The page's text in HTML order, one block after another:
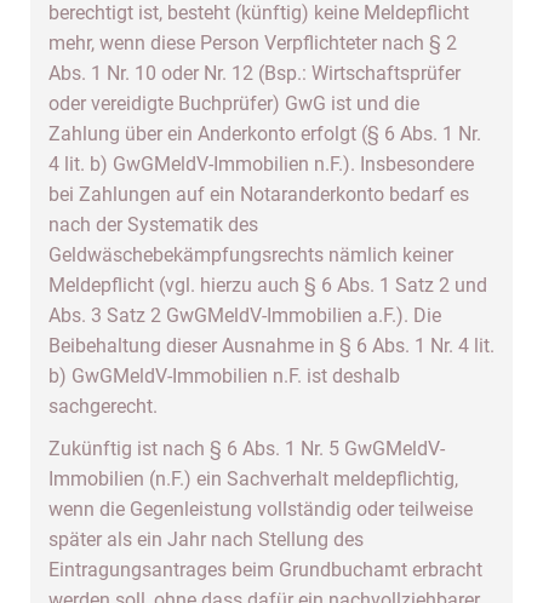
berechtigt ist, besteht (künftig) keine Meldepflicht
mehr, wenn diese Person Verpflichteter nach § 2
Abs. 1 Nr. 10 oder Nr. 12 (Bsp.: Wirtschaftsprüfer
oder vereidigte Buchprüfer) GwG ist und die
Zahlung über ein Anderkonto erfolgt (§ 6 Abs. 1 Nr.
4 lit. b) GwGMeldV-Immobilien n.F.). Insbesondere
bei Zahlungen auf ein Notaranderkonto bedarf es
nach der Systematik des
Geldwäschebekämpfungsrechts nämlich keiner
Meldepflicht (vgl. hierzu auch § 6 Abs. 1 Satz 2 und
Abs. 3 Satz 2 GwGMeldV-Immobilien a.F.). Die
Beibehaltung dieser Ausnahme in § 6 Abs. 1 Nr. 4 lit.
b) GwGMeldV-Immobilien n.F. ist deshalb
sachgerecht.
Zukünftig ist nach § 6 Abs. 1 Nr. 5 GwGMeldV-
Immobilien (n.F.) ein Sachverhalt meldepflichtig,
wenn die Gegenleistung vollständig oder teilweise
später als ein Jahr nach Stellung des
Eintragungsantrages beim Grundbuchamt erbracht